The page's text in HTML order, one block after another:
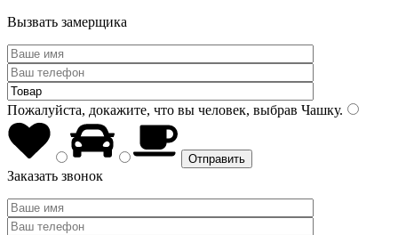
Вызвать замерщика
Пожалуйста, докажите, что вы человек, выбрав Чашку.
Заказать звонок